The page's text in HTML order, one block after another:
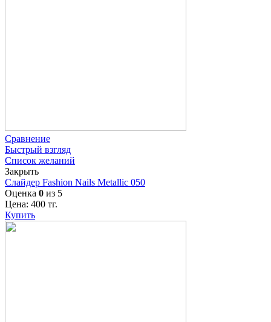
Сравнение
Быстрый взгляд
Список желаний
Закрыть
Слайдер Fashion Nails Metallic 050
Оценка 0 из 5
Цена: 400 тг.
Купить